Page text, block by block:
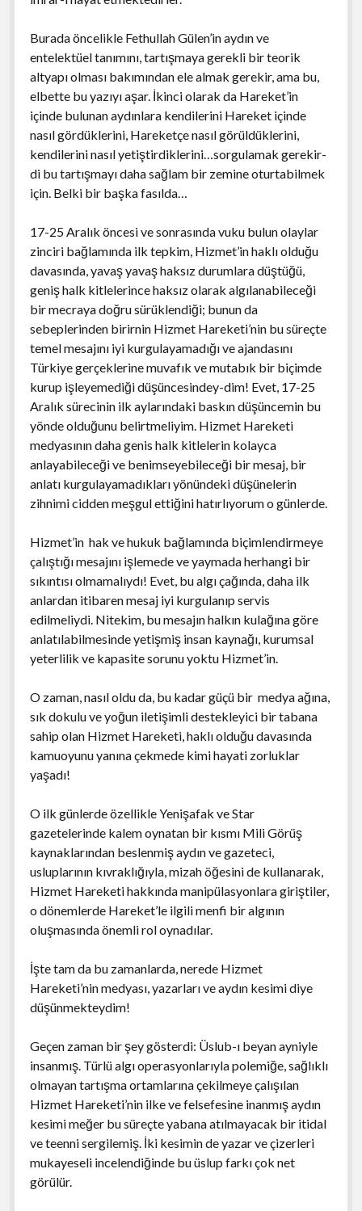
Burada öncelikle Fethullah Gülen’in aydın ve
entelektüel tanımını, tartışmaya gerekli bir teorik
altyapı olması bakımından ele almak gerekir, ama bu,
elbette bu yazıyı aşar. İkinci olarak da Hareket’in
içinde bulunan aydınlara kendilerini Hareket içinde
nasıl gördüklerini, Hareketçe nasıl görüldüklerini,
kendilerini nasıl yetiştirdiklerini…sorgulamak gerekir-
di bu tartışmayı daha sağlam bir zemine oturtabilmek
için. Belki bir başka fasılda…
17-25 Aralık öncesi ve sonrasında vuku bulun olaylar
zinciri bağlamında ilk tepkim, Hizmet’in haklı olduğu
davasında, yavaş yavaş haksız durumlara düştüğü,
geniş halk kitlelerince haksız olarak algılanabileceği
bir mecraya doğru sürüklendiği; bunun da
sebeplerinden birirnin Hizmet Hareketi’nin bu süreçte
temel mesajını iyi kurgulayamadığı ve ajandasını
Türkiye gerçeklerine muvafık ve mutabık bir biçimde
kurup işleyemediği düşüncesindey-dim! Evet, 17-25
Aralık sürecinin ilk aylarındaki baskın düşüncemin bu
yönde olduğunu belirtmeliyim. Hizmet Hareketi
medyasının daha genis halk kitlelerin kolayca
anlayabileceği ve benimseyebileceği bir mesaj, bir
anlatı kurgulayamadıkları yönündeki düşünelerin
zihnimi cidden meşgul ettiğini hatırlıyorum o günlerde.
Hizmet’in hak ve hukuk bağlamında biçimlendirmeye
çalıştığı mesajını işlemede ve yaymada herhangi bir
sıkıntısı olmamalıydı! Evet, bu algı çağında, daha ilk
anlardan itibaren mesaj iyi kurgulanıp servis
edilmeliydi. Nitekim, bu mesajın halkın kulağına göre
anlatılabilmesinde yetişmiş insan kaynağı, kurumsal
yeterlilik ve kapasite sorunu yoktu Hizmet’in.
O zaman, nasıl oldu da, bu kadar güçü bir medya ağına,
sık dokulu ve yoğun iletişimli destekleyici bir tabana
sahip olan Hizmet Hareketi, haklı olduğu davasında
kamuoyunu yanına çekmede kimi hayati zorluklar
yaşadı!
O ilk günlerde özellikle Yenişafak ve Star
gazetelerinde kalem oynatan bir kısmı Mili Görüş
kaynaklarından beslenmiş aydın ve gazeteci,
usluplarının kıvraklığıyla, mizah öğesini de kullanarak,
Hizmet Hareketi hakkında manipülasyonlara giriştiler,
o dönemlerde Hareket’le ilgili menfi bir algının
oluşmasında önemli rol oynadılar.
İşte tam da bu zamanlarda, nerede Hizmet
Hareketi’nin medyası, yazarları ve aydın kesimi diye
düşünmekteydim!
Geçen zaman bir şey gösterdi: Üslub-ı beyan ayniyle
insanmış. Türlü algı operasyonlarıyla polemiğe, sağlıklı
olmayan tartışma ortamlarına çekilmeye çalışılan
Hizmet Hareketi’nin ilke ve felsefesine inanmış aydın
kesimi meğer bu süreçte yabana atılmayacak bir itidal
ve teenni sergilemiş. İki kesimin de yazar ve çizerleri
mukayeseli incelendiğinde bu üslup farkı çok net
görülür.